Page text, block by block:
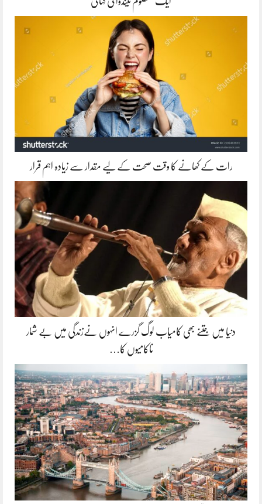
رات کے کھانے کا وقت صحت کے لیے مقدار سے زیادہ اہم قرار
دنیا میں جتنے بھی کامیاب لوگ گزرے انہوں نےزندگی میں بے شمار
ناکامیوں کا…